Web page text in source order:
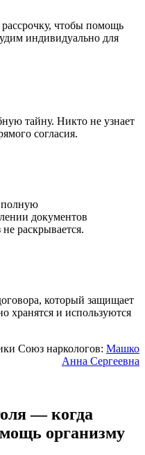
чтобы помощь
индивидуально для
тайну. Никто не узнает
согласия.
полную
документов
раскрывается.
который защищает
хранятся и используются
Союз наркологов: Машко
Анна Сергеевна
— когда
организму